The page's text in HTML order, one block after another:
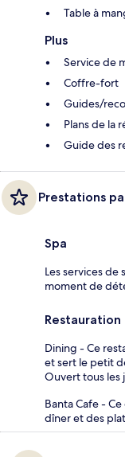
Table à
Plus
Service de
Coffre-fort
Guides/
Plans de la
Guide des
Prestations
Spa
Les services
moment de
Restauration
Dining - Ce
et sert le petit
Ouvert tous les
Banta Cafe -
dîner et des